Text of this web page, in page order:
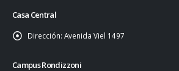
Casa Central
Dirección: Avenida Viel 1497
Campus Rondizzoni